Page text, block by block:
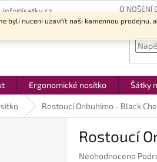
byli nuceni uzavřít naši kamennou
info@isatky.cz O NOŠENÍ
Ergonomické nosítko Šátky
Rostoucí Onbuhimo - Black
Rostoucí
Průměrné
Neohodnoceno